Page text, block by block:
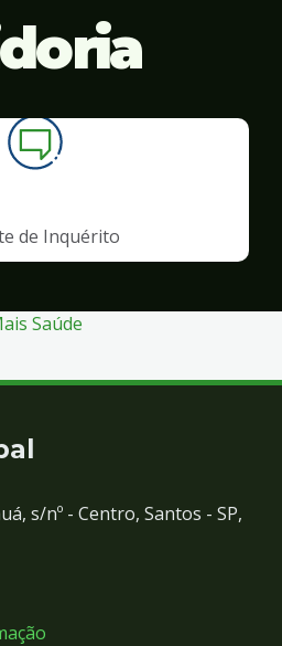
Ilustração
da
de
Ouvidoria
de Inquérito
Saúde
s/nº - Centro, Santos - SP,